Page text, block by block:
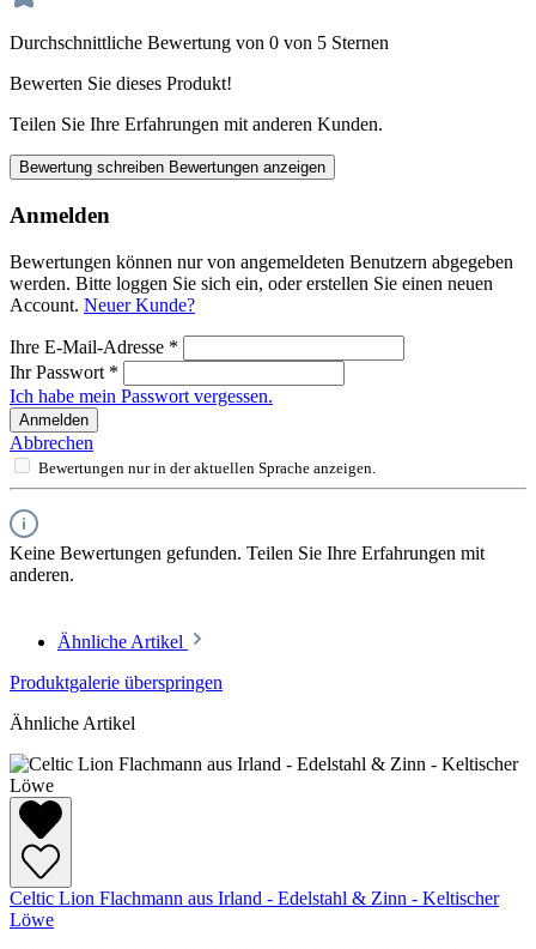
Durchschnittliche Bewertung von 0 von 5 Sternen
Bewerten Sie dieses Produkt!
Teilen Sie Ihre Erfahrungen mit anderen Kunden.
Bewertung schreiben Bewertungen anzeigen
Anmelden
Bewertungen können nur von angemeldeten Benutzern abgegeben
werden. Bitte loggen Sie sich ein, oder erstellen Sie einen neuen
Account. Neuer Kunde?
Ihre E-Mail-Adresse *
Ihr Passwort *
Ich habe mein Passwort vergessen.
Anmelden
Abbrechen
Bewertungen nur in der aktuellen Sprache anzeigen.
Keine Bewertungen gefunden. Teilen Sie Ihre Erfahrungen mit
anderen.
Ähnliche Artikel
Produktgalerie überspringen
Ähnliche Artikel
Celtic Lion Flachmann aus Irland - Edelstahl & Zinn - Keltischer
Löwe